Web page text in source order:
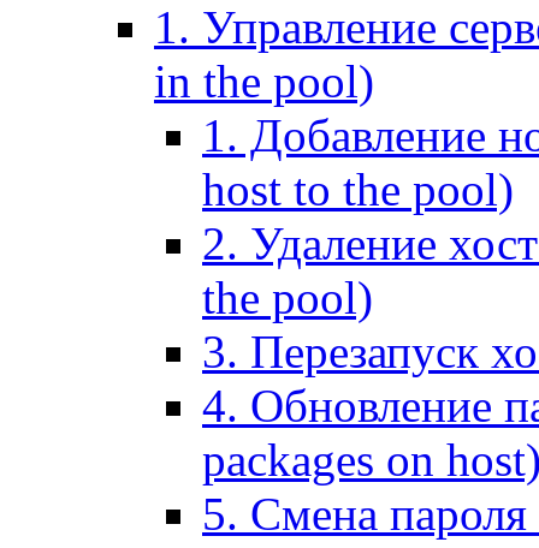
1. Управление
in the pool)
1. Добавление
host to the pool)
2. Удаление
the pool)
3. Перезапуск
4. Обновление
packages on
5. Смена пароля